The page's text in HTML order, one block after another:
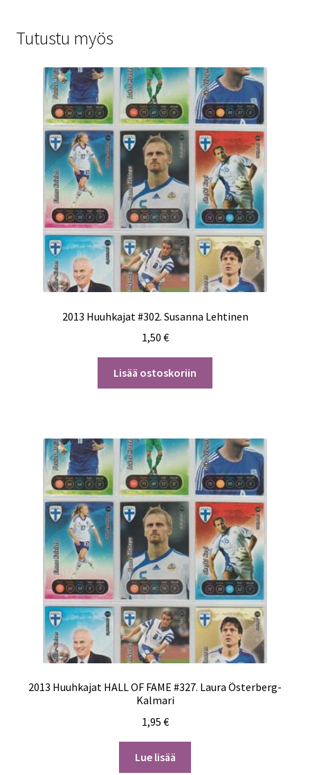
Tutustu myös
2013 Huuhkajat #302. Susanna Lehtinen
1,50 €
Lisää ostoskoriin
2013 Huuhkajat HALL OF FAME #327. Laura Österberg-
Kalmari
1,95 €
Lue lisää